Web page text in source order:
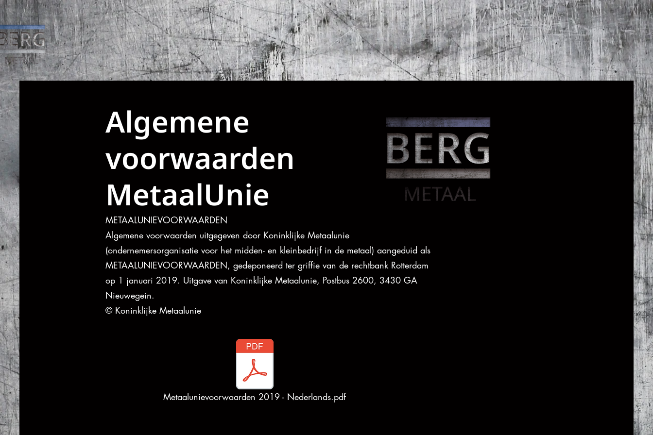
Over ons Specialisme Toepassingen Circle ARC Onze uitdagingen Contact Vacatures
Algemene
voorwaarden
MetaalUnie
METAALUNIEVOORWAARDEN
Algemene voorwaarden uitgegeven door Koninklijke Metaalunie
(ondernemersorganisatie voor het midden- en kleinbedrijf in de metaal) aangeduid als
METAALUNIEVOORWAARDEN, gedeponeerd ter griffie van de rechtbank Rotterdam
op 1 januari 2019. Uitgave van Koninklijke Metaalunie, Postbus 2600, 3430 GA
Nieuwegein.
© Koninklijke Metaalunie
Metaalunievoorwaarden 2019 - Nederlands.pdf